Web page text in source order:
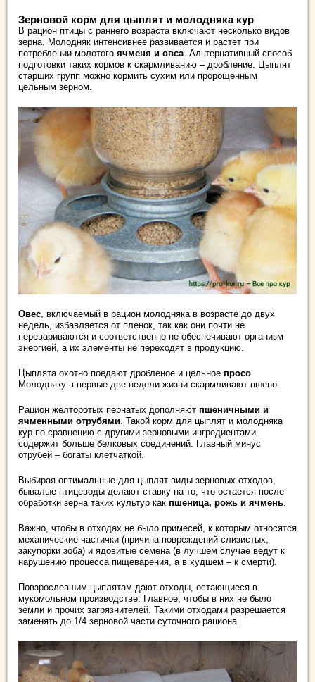
Зерновой корм для цыплят и молодняка кур
В рацион птицы с раннего возраста включают несколько видов
зерна. Молодняк интенсивнее развивается и растет при
потреблении молотого ячменя и овса. Альтернативный способ
подготовки таких кормов к скармливанию – дробление. Цыплят
старших групп можно кормить сухим или пророщенным
цельным зерном.
Овес , включаемый в рацион молодняка в возрасте до двух
недель, избавляется от пленок, так как они почти не
перевариваются и соответственно не обеспечивают организм
энергией, а их элементы не переходят в продукцию.
Цыплята охотно поедают дробленое и цельное просо
Молодняку в первые две недели жизни скармливают пшено.
Рацион желторотых пернатых дополняют пшеничными и
ячменными отрубями . Такой корм для цыплят и молодняка
кур по сравнению с другими зерновыми ингредиентами
содержит больше белковых соединений. Главный минус
отрубей – богаты клетчаткой.
Выбирая оптимальные для цыплят виды зерновых отходов,
бывалые птицеводы делают ставку на то, что остается после
обработки зерна таких культур как пшеница, рожь и ячмень
Важно, чтобы в отходах не было примесей, к которым относятся
механические частички (причина повреждений слизистых,
закупорки зоба) и ядовитые семена (в лучшем случае ведут к
нарушению процесса пищеварения, а в худшем – к смерти).
Повзрослевшим цыплятам дают отходы, остающиеся в
мукомольном производстве. Главное, чтобы в них не было
земли и прочих загрязнителей. Такими отходами разрешается
заменять до 1/4 зерновой части суточного рациона.